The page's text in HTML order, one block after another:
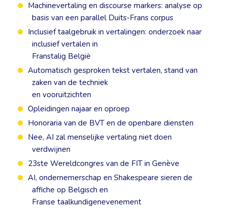
Machinevertaling en discourse markers: analyse op
basis van een parallel Duits-Frans corpus
Inclusief taalgebruik in vertalingen: onderzoek naar
inclusief vertalen in
Franstalig België
Automatisch gesproken tekst vertalen, stand van
zaken van de techniek
en vooruitzichten
Opleidingen najaar en oproep
Honoraria van de BVT en de openbare diensten
Nee, AI zal menselijke vertaling niet doen
verdwijnen
23ste Wereldcongres van de FIT in Genève
AI, ondernemerschap en Shakespeare sieren de
affiche op Belgisch en
Franse taalkundigenevenement